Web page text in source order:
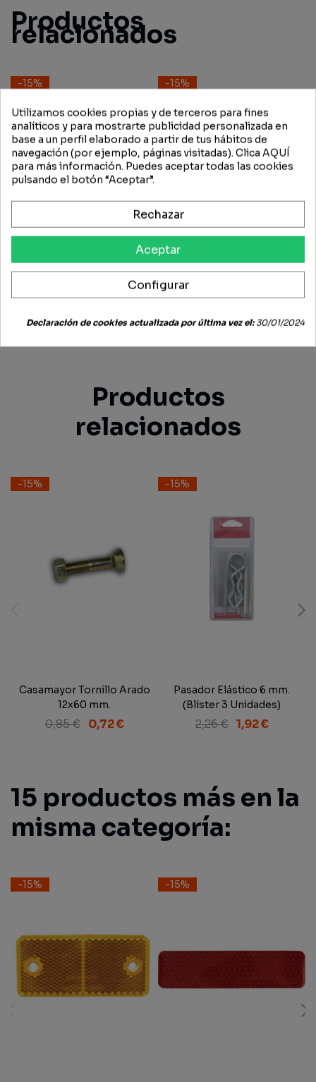
Productos
relacionados
-15%
Reflector Redondo Blanco
3,36 € 2,86 €
-15%
Reflector Redondo Naranja
2,59 € 2,20 €
Productos
relacionados
-15%
Casamayor Tornillo Arado
12x60 mm.
0,85 € 0,72 €
-15%
Pasador Elástico 6 mm.
(Blíster 3 Unidades)
2,26 € 1,92 €
15 productos más en la
misma categoría:
-15% -15%
Utilizamos cookies propias y de terceros para fines
analíticos y para mostrarte publicidad personalizada en
base a un perfil elaborado a partir de tus hábitos de
navegación (por ejemplo, páginas visitadas). Clica AQUÍ
para más información. Puedes aceptar todas las cookies
pulsando el botón “Aceptar”.
Rechazar
Aceptar
Configurar
Declaración de cookies actualizada por última vez el:30/01/2024